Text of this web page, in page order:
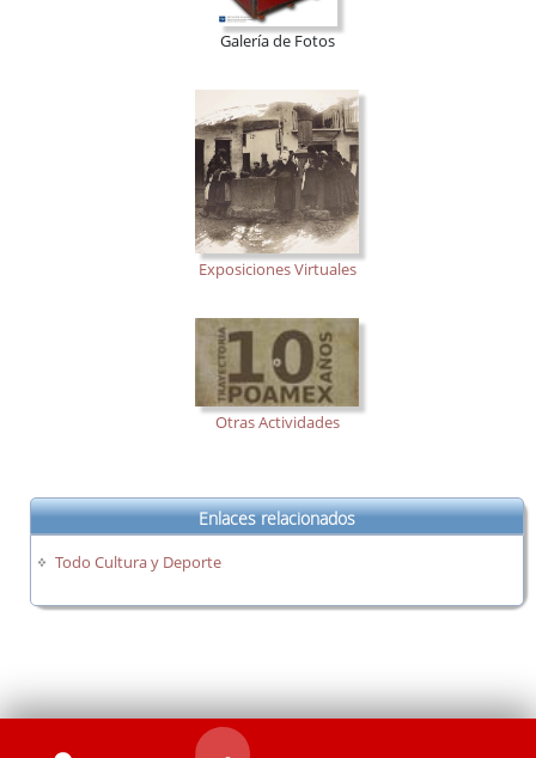
Galería de Fotos
Exposiciones Virtuales
Otras Actividades
Enlaces relacionados
Todo Cultura y Deporte